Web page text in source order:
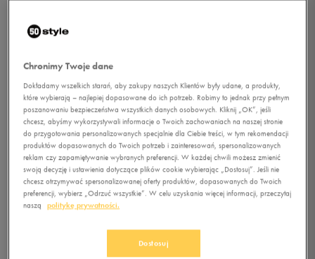
ADIDAS SPODNIE
3STRIPED PANT
0.0(0 )
9,99złz Vat
+ 50 PKT WKLUBIE 50 STYLE
Chronimy Twoje dane
Dokładamy wszelkich starań, aby zakupy naszych Klientów były udane, a produkty,
które wybierają – najlepiej dopasowane do ich potrzeb. Robimy to jednak przy pełnym
poszanowaniu bezpieczeństwa wszystkich danych osobowych. Kliknij „OK”, jeśli
chcesz, abyśmy wykorzystywali informacje o Twoich zachowaniach na naszej stronie
do przygotowania personalizowanych specjalnie dla Ciebie treści, w tym rekomendacji
produktów dopasowanych do Twoich potrzeb i zainteresowań, spersonalizowanych
reklam czy zapamiętywanie wybranych preferencji. W każdej chwili możesz zmienić
swoją decyzję i ustawienia dotyczące plików cookie wybierając „Dostosuj”. Jeśli nie
chcesz otrzymywać spersonalizowanej oferty produktów, dopasowanych do Twoich
preferencji, wybierz „Odrzuć wszystkie”. W celu uzyskania więcej informacji, przeczytaj
naszą politykę prywatności.
Dostosuj